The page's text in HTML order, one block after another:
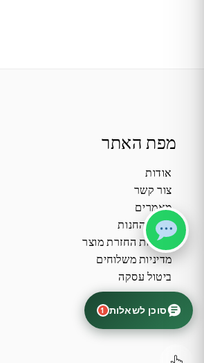
סוכן לשאלות 1
מפת האתר
אודות
צור קשר
מאמרים
תקנון החנות
מדיניות החזרת מוצר
מדיניות משלוחים
ביטול עסקה